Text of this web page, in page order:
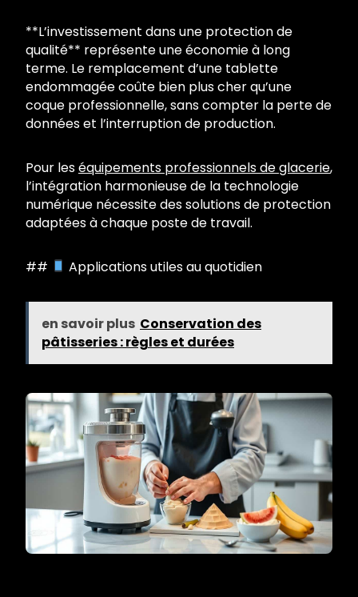
**L’investissement dans une protection de
qualité** représente une économie à long
terme. Le remplacement d’une tablette
endommagée coûte bien plus cher qu’une
coque professionnelle, sans compter la perte de
données et l’interruption de production.
Pour leséquipements professionnels de glacerie,
l’intégration harmonieuse de la technologie
numérique nécessite des solutions de protection
adaptées à chaque poste de travail.
## Applications utiles au quotidien
en savoir plus Conservation des
pâtisseries : règles et durées